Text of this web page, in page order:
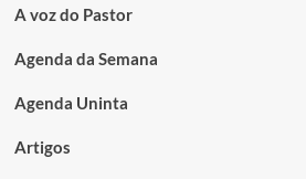
A voz do Pastor
Agenda da Semana
Agenda Uninta
Artigos